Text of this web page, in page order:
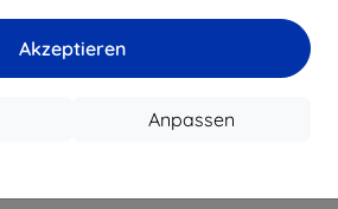
Akzeptieren
Anpassen